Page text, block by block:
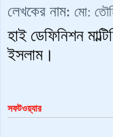
লেখকের নাম: মো:
হাই ডেফিনিশন
ইসলাম।
সফটওয়্যার